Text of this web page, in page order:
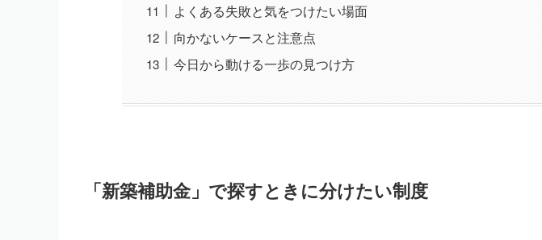
よくある失敗と気をつけたい場面
向かないケースと注意点
今日から動ける一歩の見つけ方
「新築補助金」で探すときに分けたい制度